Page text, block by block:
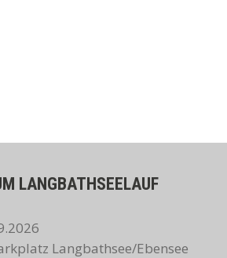
LANGBATHSEELAUF
Langbathsee/Ebensee